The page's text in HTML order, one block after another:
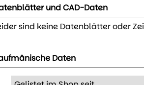
und CAD-Daten
sind keine Datenblätter oder
Daten